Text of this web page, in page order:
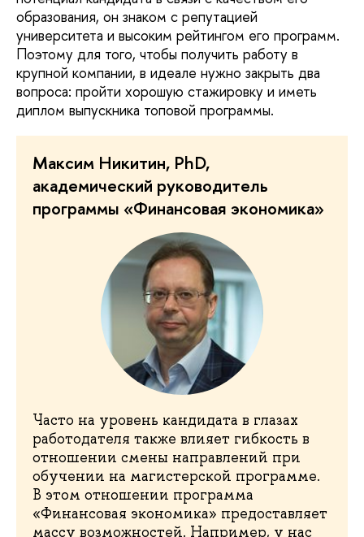
образования, он знаком с репутацией
университета и высоким рейтингом его программ.
Поэтому для того, чтобы получить работу в
крупной компании, в идеале нужно закрыть два
вопроса: пройти хорошую стажировку и иметь
диплом выпускника топовой программы.
Максим Никитин, PhD,
академический руководитель
программы «Финансовая экономика»
Часто на уровень кандидата в глазах
работодателя также влияет гибкость в
отношении смены направлений при
обучении на магистерской программе.
В этом отношении программа
«Финансовая экономика» предоставляет
массу возможностей. Например, у нас